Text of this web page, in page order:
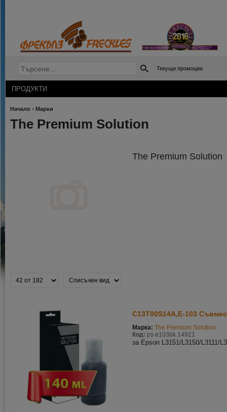
Текущи промоции
ПРОДУКТИ
Начало › Марки
The Premium Solution
The Premium Solution
C13T00S14A,E-103
Марка: The Premium Solution
Код: ps e103bk 14921
за Epson L3151/L3150/L3111/